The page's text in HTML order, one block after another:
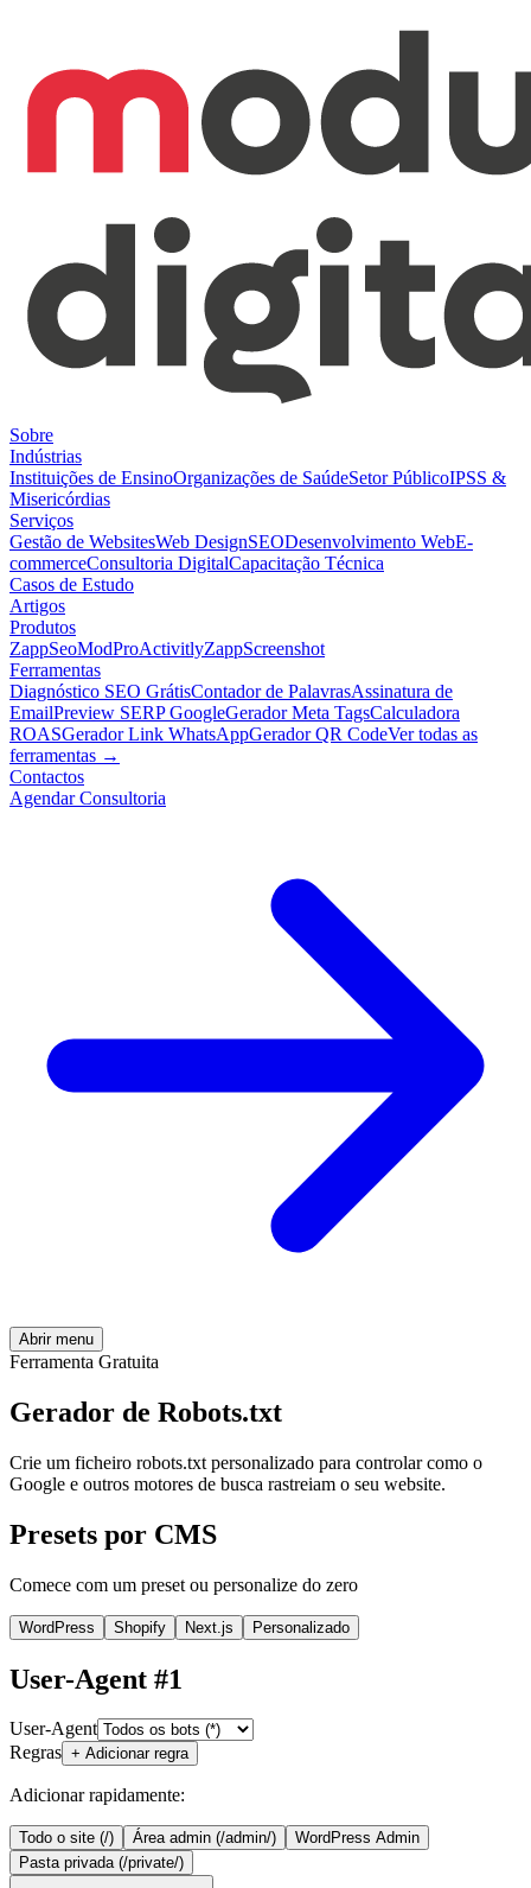
Sobre
Indústrias
Instituições de EnsinoOrganizações de SaúdeSetor PúblicoIPSS &
Misericórdias
Serviços
Gestão de WebsitesWeb DesignSEODesenvolvimento WebE-
commerceConsultoria DigitalCapacitação Técnica
Casos de Estudo
Artigos
Produtos
ZappSeoModProActivitlyZappScreenshot
Ferramentas
Diagnóstico SEO GrátisContador de PalavrasAssinatura de
EmailPreview SERP GoogleGerador Meta TagsCalculadora
ROASGerador Link WhatsAppGerador QR CodeVer todas as
ferramentas →
Contactos
Agendar Consultoria
Abrir menu
Ferramenta Gratuita
Gerador de Robots.txt
Crie um ficheiro robots.txt personalizado para controlar como o
Google e outros motores de busca rastreiam o seu website.
Presets por CMS
Comece com um preset ou personalize do zero
WordPress Shopify Next.js Personalizado
User-Agent #1
User-Agent
Regras + Adicionar regra
Adicionar rapidamente:
Todo o site (/) Área admin (/admin/)
WordPress Admin
Pasta privada (/private/)